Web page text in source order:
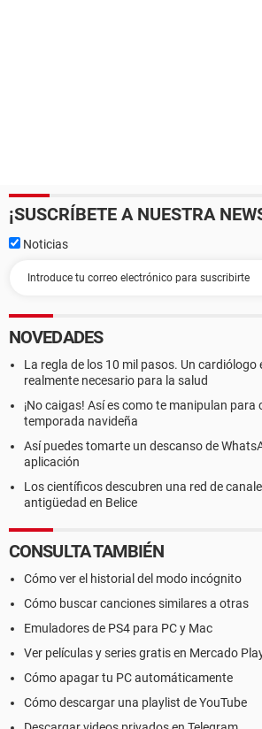
¡SUSCRÍBETE A NUESTRA
Noticias
NOVEDADES
La regla de los 10 mil pasos. Un cardiólogo
realmente necesario para la salud
¡No caigas! Así es como te manipulan para
temporada navideña
Así puedes tomarte un descanso de
aplicación
Los científicos descubren una red de
antigüedad en Belice
CONSULTA TAMBIÉN
Cómo ver el historial del modo incógnito
Cómo buscar canciones similares a otras
Emuladores de PS4 para PC y Mac
Ver películas y series gratis en Mercado
Cómo apagar tu PC automáticamente
Cómo descargar una playlist de YouTube